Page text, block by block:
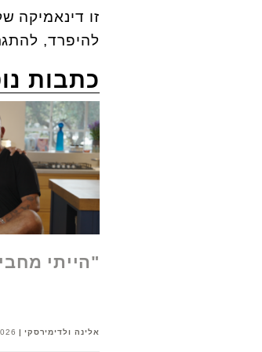
זו דינאמיקה
להיפרד,
כתבות
"הייתי
אלינה ולדימירסקי